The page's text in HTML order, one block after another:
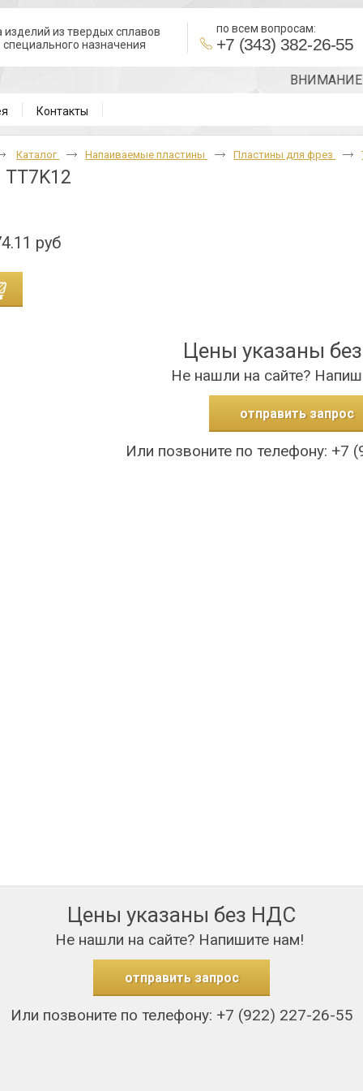
из твердых сплавов
специального назначения
по всем вопросам:
+7 (343) 382-26-55
ВНИМАНИЕ!!!
Контакты
Каталог Напаиваемые пластины Пластины для фрез
руб
Цены указаны
Не нашли на сайте?
отправить запрос
Или позвоните по телефону: +7
Цены указаны без НДС
Не нашли на сайте? Напишите нам!
отправить запрос
Или позвоните по телефону: +7 (922) 227-26-55